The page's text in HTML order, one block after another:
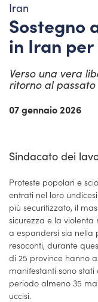
Iran
Sostegno
in Iran
Verso una vera
ritorno al passato
07 gennaio 2026
Sindacato dei
Proteste popolari e
entrati nel loro
più securitizzato, il
sicurezza e la violenta
a espandersi sia nella
resoconti, durante
di 25 province hanno
manifestanti sono
periodo almeno 35
uccisi.